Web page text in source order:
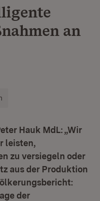
an
Hauk MdL: „Wir
leisten,
zu versiegeln oder
aus der Produktion
der